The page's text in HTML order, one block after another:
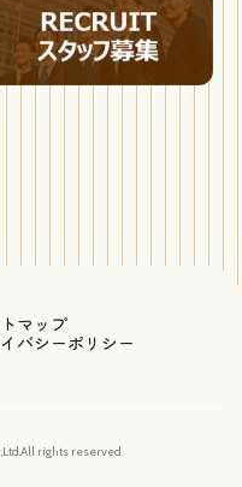
マップ
バシーポリシー
rights reserved.